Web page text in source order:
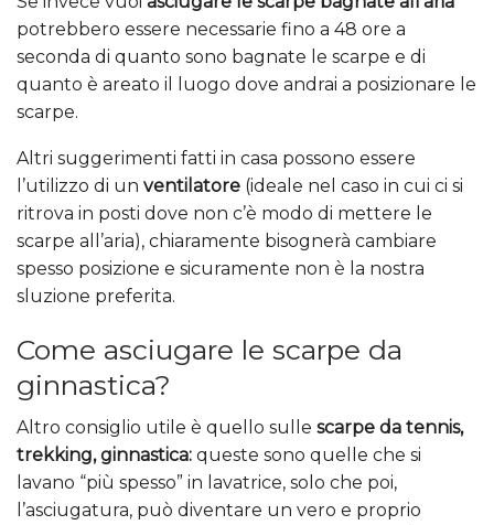
potrebbero essere necessarie fino a 48 ore a
seconda di quanto sono bagnate le scarpe e di
quanto è areato il luogo dove andrai a posizionare le
scarpe.
Altri suggerimenti fatti in casa possono essere
l’utilizzo di un ventilatore (ideale nel caso in cui ci si
ritrova in posti dove non c’è modo di mettere le
scarpe all’aria), chiaramente bisognerà cambiare
spesso posizione e sicuramente non è la nostra
sluzione preferita.
Come asciugare le scarpe da
ginnastica?
Altro consiglio utile è quello sulle scarpe da tennis,
trekking, ginnastica: queste sono quelle che si
lavano “più spesso” in lavatrice, solo che poi,
l’asciugatura, può diventare un vero e proprio